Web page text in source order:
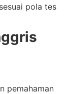
pola tes
pemahaman